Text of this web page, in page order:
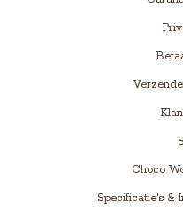
Choco
Specificatie's &